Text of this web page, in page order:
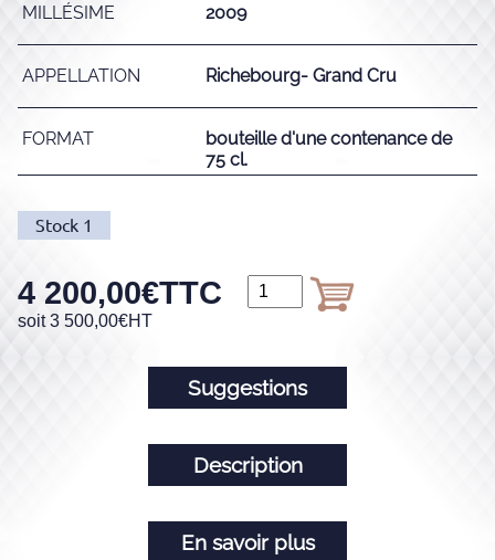
MILLÉSIME 2009
APPELLATION Richebourg- Grand Cru
FORMAT
bouteille d'une contenance de
75 cl.
Stock 1
4 200,00€TTC
soit 3 500,00€HT
Suggestions
Description
En savoir plus